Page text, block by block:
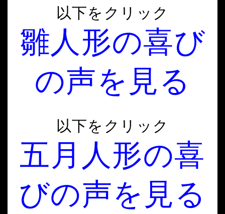
以下をクリック
雛人形の喜び
の声を見る
以下をクリック
五月人形の喜
びの声を見る